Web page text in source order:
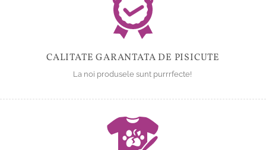
CALITATE GARANTATA DE PISICUTE
La noi produsele sunt purrrfecte!